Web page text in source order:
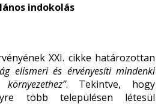
indokolás
XXI. cikke határozottan
elismeri és érvényesíti mindenki
. Tekintve, hogy
több településen létesül